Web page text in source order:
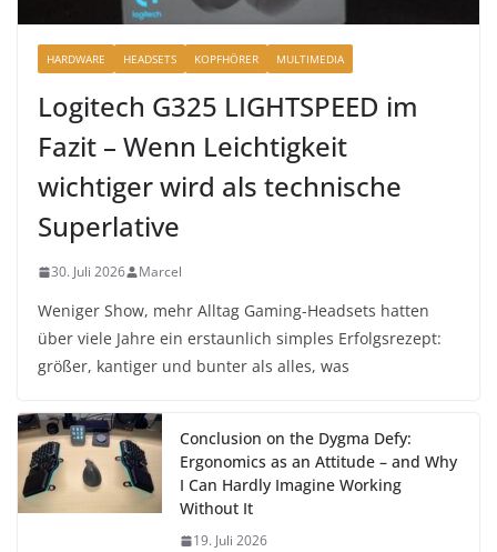
HARDWARE HEADSETS KOPFHÖRER MULTIMEDIA
Logitech G325 LIGHTSPEED im
Fazit – Wenn Leichtigkeit
wichtiger wird als technische
Superlative
30. Juli 2026 Marcel
Weniger Show, mehr Alltag Gaming-Headsets hatten
über viele Jahre ein erstaunlich simples Erfolgsrezept:
größer, kantiger und bunter als alles, was
Conclusion on the Dygma Defy:
Ergonomics as an Attitude – and Why
I Can Hardly Imagine Working
Without It
19. Juli 2026